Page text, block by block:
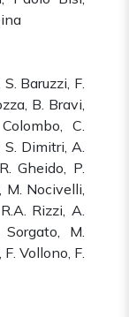
Baruzzi, F.
B. Bravi,
C.
S. Dimitri, A.
Gheido, P.
M. Nocivelli,
Rizzi, A.
M.
Vollono, F.